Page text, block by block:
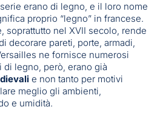
erano di legno, e il loro nome
proprio “legno” in francese.
soprattutto nel XVII secolo, rende
decorare pareti, porte, armadi,
ne fornisce numerosi
legno, però, erano già
e non tanto per motivi
meglio gli ambienti,
e umidità.